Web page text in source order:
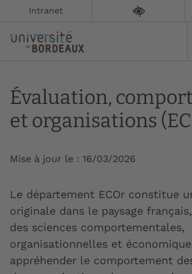
Intranet
Évaluation,
et organisations
Mise à jour le : 16/03/2026
Le département ECOr constitue
originale dans le paysage
des sciences comportementales,
organisationnelles et
appréhender le comportement